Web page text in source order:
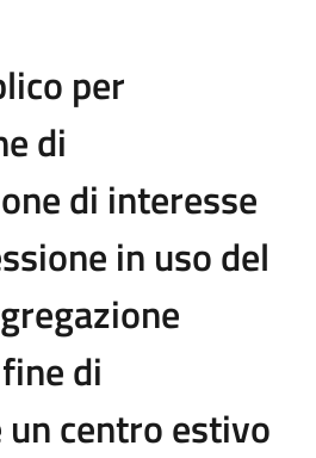
per
di
di interesse
in uso del
di
centro estivo